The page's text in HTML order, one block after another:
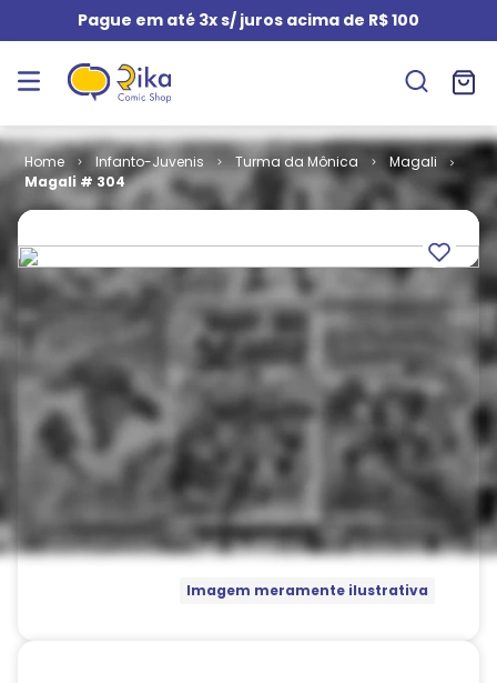
Pague em até 3x s/ juros acima de R$ 100
Infanto-Juvenis Turma da Mônica
Magali
Magali # 304
Imagem meramente ilustrativa